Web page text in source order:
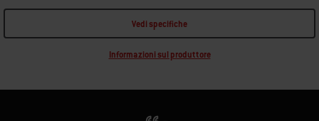
Vedi specifiche
Informazioni sul produttore